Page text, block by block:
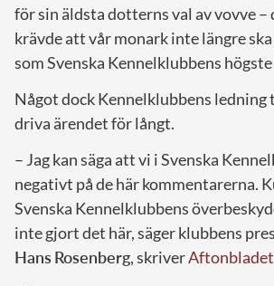
för sin äldsta dotterns val av vovve –
krävde att vår monark inte längre
som Svenska Kennelklubbens
Något dock Kennelklubbens ledning
driva ärendet för långt.
– Jag kan säga att vi i Svenska
negativt på de här kommentarerna.
Svenska Kennelklubbens
inte gjort det här, säger klubbens
Hans Rosenberg, skriverAftonbladet